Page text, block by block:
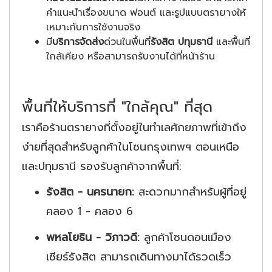
คำแนะนำเรื่องขนาด ฟอนต์ และรูปแบบตรายางให้
เหมาะกับการใช้งานจริง
มีบริการจัดส่งด่วนในพื้นที่รังสิต ปทุมธานีและพื้นที่
ใกล้เคียง หรือสามารถรับงานได้ที่หน้าร้าน
พื้นที่ให้บริการที่ "ใกล้คุณ" ที่สุด
เราคือร้านตรายางที่ตั้งอยู่ในทำเลศักยภาพที่เข้าถึง
ง่ายที่สุดสำหรับลูกค้าในโซนกรุงเทพฯ ตอนเหนือ
และปทุมธานี รองรับลูกค้าจากพื้นที่:
รังสิต - นครนายก: สะดวกมากสำหรับผู้ที่อยู่
คลอง 1 - คลอง 6
พหลโยธิน - วิภาวดี: ลูกค้าโซนดอนเมือง
เซียร์รังสิต สามารถเดินทางมาได้รวดเร็ว